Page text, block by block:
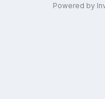
Powered by